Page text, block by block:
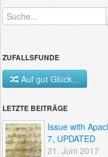
ZUFALLSFUNDE
Auf gut Glück...
LETZTE BEITRÄGE
Issue with
7, UPDATED
21. Juni 2017